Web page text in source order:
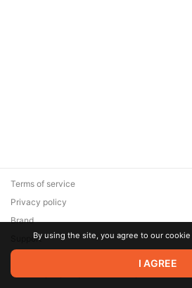
© 2026 Zaya Solutions Limited. All
are the property of their respective
Terms of service
Privacy policy
Brand
SupportBy using the site, you agree to our
I AGREE